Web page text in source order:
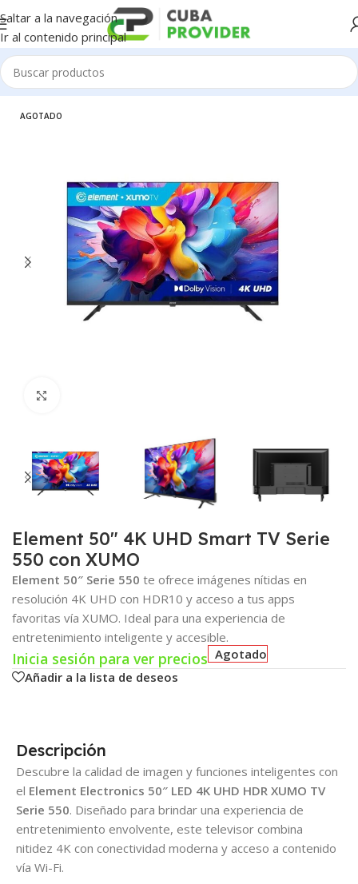
Saltar a la navegación
Ir al contenido principal
Inicio/Electrodomésticos/Televisores
AGOTADO
Element 50″ 4K UHD Smart TV Serie
550 con XUMO
Element 50″ Serie 550 te ofrece imágenes nítidas en
resolución 4K UHD con HDR10 y acceso a tus apps
favoritas vía XUMO. Ideal para una experiencia de
entretenimiento inteligente y accesible.
Inicia sesión para ver precios Agotado
Añadir a la lista de deseos
Descripción
Descubre la calidad de imagen y funciones inteligentes con
el Element Electronics 50″ LED 4K UHD HDR XUMO TV
Serie 550. Diseñado para brindar una experiencia de
entretenimiento envolvente, este televisor combina
nitidez 4K con conectividad moderna y acceso a contenido
vía Wi-Fi.